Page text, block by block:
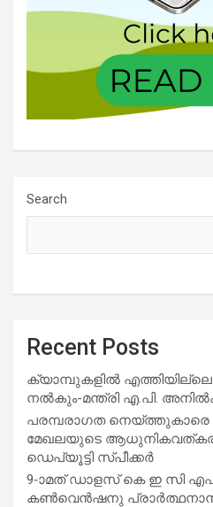
Search
Recent Posts
ക്യാമ്പുകളിൽ
നൽകും-മന്ത്രി എ.പി.
പരമ്പരാഗത നെയ്ത്തുകാരെ
മേഖലയുടെ
ഡെപ്യൂട്ടി സ്പീക്കർ
9-ാമത് ഡാളസ് കെ ഇ സി
കൺവെൻഷനു